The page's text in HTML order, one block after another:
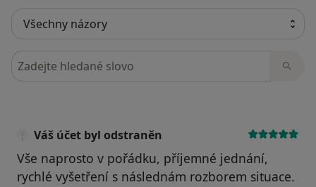
Hledejte v názorech
Váš účet byl odstraněn
Vše naprosto v pořádku, příjemné jednání,
rychlé vyšetření s následnám rozborem situace.